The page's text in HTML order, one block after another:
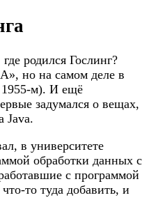
родился Гослинг?
но на самом деле в
1955-м). И ещё
задумался о вещах,
Java.
в университете
обработки данных с
с программой
то туда добавить, и